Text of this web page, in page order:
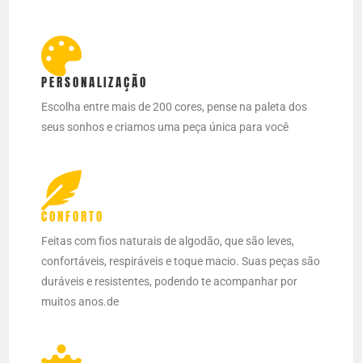
PERSONALIZAÇÃO
Escolha entre mais de 200 cores, pense na paleta dos
seus sonhos e criamos uma peça única para você
CONFORTO
Feitas com fios naturais de algodão, que são leves,
confortáveis, respiráveis e toque macio. Suas peças são
duráveis e resistentes, podendo te acompanhar por
muitos anos.de